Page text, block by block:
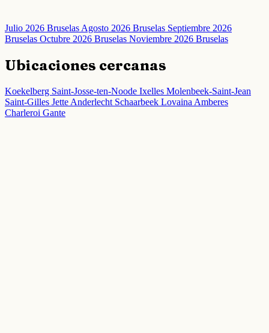
Julio 2026 BruselasAgosto 2026 Bruselas Septiembre 2026
Bruselas Octubre 2026 Bruselas Noviembre 2026 Bruselas
Ubicaciones cercanas
Koekelberg Saint-Josse-ten-Noode Ixelles Molenbeek-Saint-Jean
Saint-Gilles Jette Anderlecht Schaarbeek Lovaina Amberes
Charleroi Gante